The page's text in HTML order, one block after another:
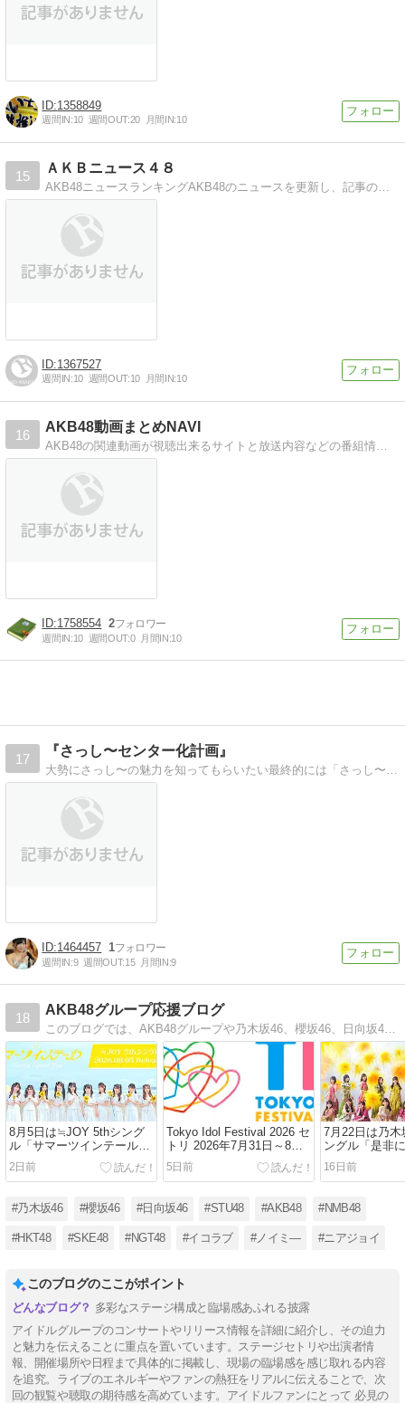
1358849
週間IN:10 週間OUT:20 月間IN:10
15
ＡＫＢニュース４８
AKB48ニュースランキングAKB48のニュースを更新し、記事のクリック数を元に、順位をつけていきます
1367527
週間IN:10 週間OUT:10 月間IN:10
16
AKB48動画まとめNAVI
AKB48の関連動画が視聴出来るサイトと放送内容などの番組情報を掲載しています
1758554 2
週間IN:10 週間OUT:0 月間IN:10
17
『さっし〜センター化計画』
1464457 1
週間IN:9 週間OUT:15 月間IN:9
18
AKB48グループ応援ブログ
このブログでは、AKB48グループや乃木坂46、櫻坂46、日向坂46、イコラブなどの話題を発信しています。
8月5日は≒JOY 5thシング
ル「サマーツインテール」
の発売日
2日前
Tokyo Idol Festival 2026 セ
トリ 2026年7月31日～8月2
5日前
7月22日は乃木
ングル「是非
発売日
16日前
#乃木坂46 #櫻坂46 #日向坂46 #STU48 #AKB48 #NMB48
#HKT48 #SKE48 #NGT48 #イコラブ #ノイミ― #ニアジョイ
このブログのここがポイント
多彩なステージ構成と臨場感あふれる披露
アイドルグループのコンサートやリリース情報を詳細に紹介し、その迫力
と魅力を伝えることに重点を置いています。ステージセトリや出演者情
報、開催場所や日程まで具体的に掲載し、現場の臨場感を感じ取れる内容
を追究。ライブのエネルギーやファンの熱狂をリアルに伝えることで、次
回の観覧や聴取の期待感を高めています。アイドルファンにとって 必見の